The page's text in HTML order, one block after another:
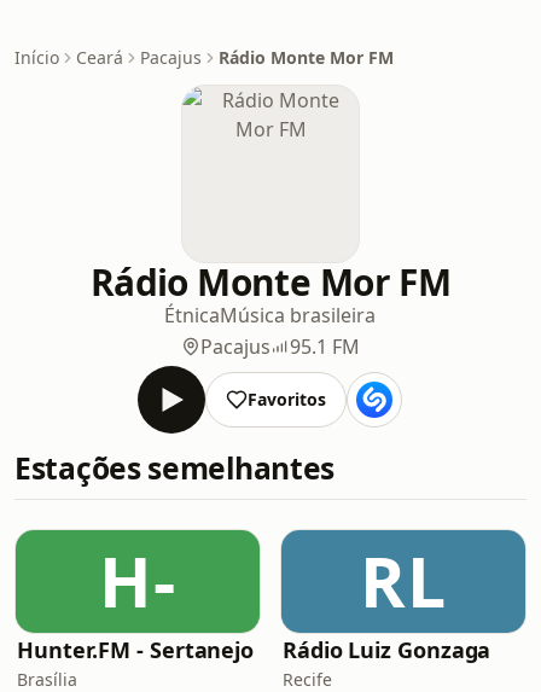
Início Ceará Pacajus Rádio Monte Mor FM
Rádio Monte Mor FM
ÉtnicaMúsica brasileira
Pacajus
95.1 FM
Favoritos
Estações semelhantes
H-
Hunter.FM - Sertanejo
Brasília
RL
Rádio Luiz Gonzaga
Recife